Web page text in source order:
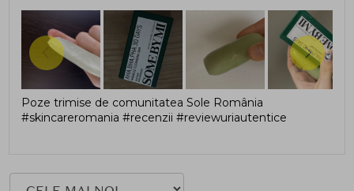
Poze trimise de comunitatea Sole România
#skincareromania #recenzii #reviewuriautentice